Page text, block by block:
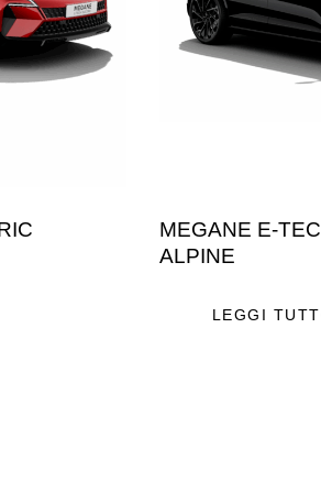
MEGANE E-
ALPINE
LEGGI